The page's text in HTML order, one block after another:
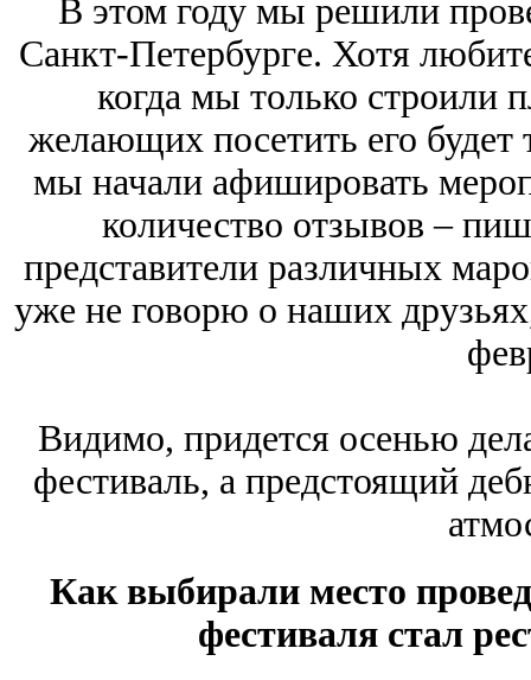
В этом году мы решили
Санкт-Петербурге. Хотя
когда мы только строили
желающих посетить его будет
мы начали афишировать
количество отзывов –
представители различных
уже не говорю о наших
Видимо, придется осенью
фестиваль, а предстоящий
Как выбирали место
фестиваля стал